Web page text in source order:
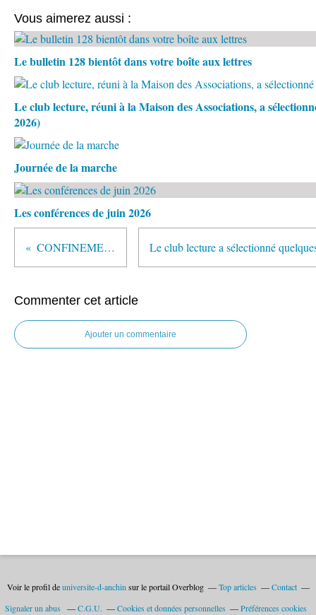
Vous aimerez aussi :
Le bulletin 128 bientôt dans votre boîte aux lettres
Le club lecture, réuni à la Maison des Associations, a
2026)
Journée de la marche
Les conférences de juin 2026
CONFINEMENT
Commenter cet article
Ajouter un commentaire
Voir le profil deuniversite-d-anchin sur le portail Overblog Top articles
Contact
Signaler un abus
C.G.U. Cookies et données personnelles Préférences cookies